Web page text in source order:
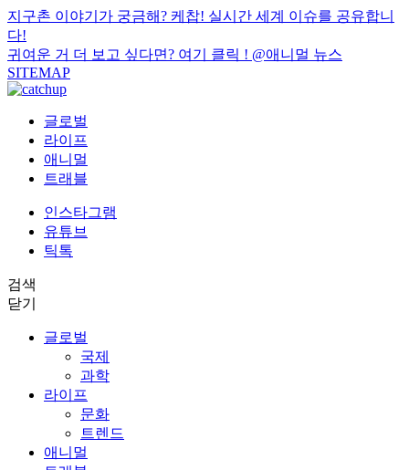
지구촌 이야기가 궁금해? 케찹! 실시간 세계 이슈를 공유합니
다!
귀여운 거 더 보고 싶다면? 여기 클릭 ! @애니멀 뉴스
SITEMAP
글로벌
라이프
애니멀
트래블
인스타그램
유튜브
틱톡
검색
닫기
글로벌
국제
과학
라이프
문화
트렌드
애니멀